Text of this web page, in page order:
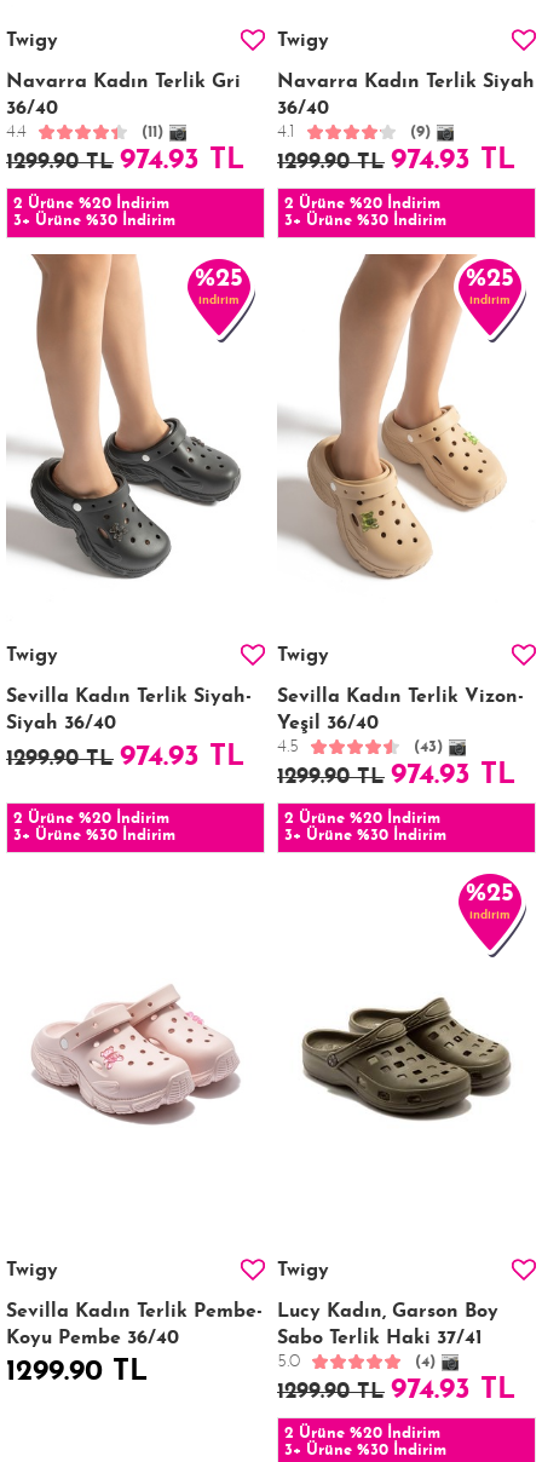
Twigy
Navarra Kadın Terlik Gri
36/40
4.4 (11)
1299.90 TL 974.93 TL
2 Ürüne %20 İndirim
3+ Ürüne %30 İndirim
Twigy
Navarra Kadın Terlik Siyah
36/40
4.1 (9)
1299.90 TL 974.93 TL
2 Ürüne %20 İndirim
3+ Ürüne %30 İndirim
%25
indirim
Twigy
Sevilla Kadın Terlik Siyah-
Siyah 36/40
1299.90 TL 974.93 TL
2 Ürüne %20 İndirim
3+ Ürüne %30 İndirim
%25
indirim
Twigy
Sevilla Kadın Terlik Vizon-
Yeşil 36/40
4.5 (43)
1299.90 TL 974.93 TL
2 Ürüne %20 İndirim
3+ Ürüne %30 İndirim
Twigy
Sevilla Kadın Terlik Pembe-
Koyu Pembe 36/40
1299.90 TL
%25
indirim
Twigy
Lucy Kadın, Garson Boy
Sabo Terlik Haki 37/41
5.0 (4)
1299.90 TL 974.93 TL
2 Ürüne %20 İndirim
3+ Ürüne %30 İndirim